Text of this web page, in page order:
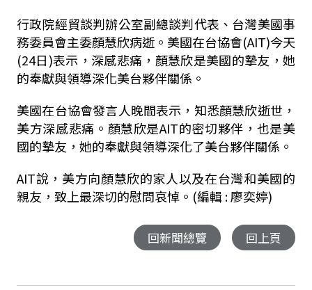
行政院經貿談判辦公室副總談判代表、台灣美國事
務委員會主委顏慧欣病逝。美國在台協會(AIT)今天
(24日)表示，深感悲痛，顏慧欣是美國的摯友，她
的奉獻與領導深化美台夥伴關係。
美國在台協會發言人晚間表示，知悉顏慧欣逝世，
美方深感悲痛。顏慧欣是AIT的密切夥伴，也是美
國的摯友，她的奉獻與領導深化了美台夥伴關係。
AIT說，美方向顏慧欣的家人以及在台灣和美國的
親友，致上最深切的慰問哀悼。 (編輯 : 廖奕婷)
回新聞總覽 回上頁